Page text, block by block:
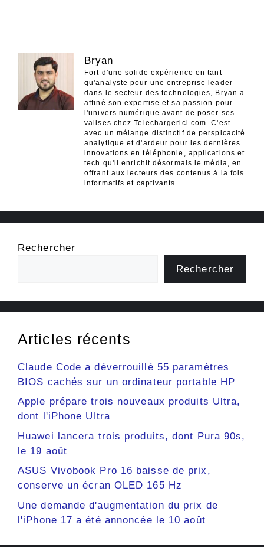
Bryan
Fort d'une solide expérience en tant
qu'analyste pour une entreprise leader
dans le secteur des technologies, Bryan a
affiné son expertise et sa passion pour
l'univers numérique avant de poser ses
valises chez Telechargerici.com. C'est
avec un mélange distinctif de perspicacité
analytique et d'ardeur pour les dernières
innovations en téléphonie, applications et
tech qu'il enrichit désormais le média, en
offrant aux lecteurs des contenus à la fois
informatifs et captivants.
Rechercher
Rechercher
Articles récents
Claude Code a déverrouillé 55 paramètres
BIOS cachés sur un ordinateur portable HP
Apple prépare trois nouveaux produits Ultra,
dont l'iPhone Ultra
Huawei lancera trois produits, dont Pura 90s,
le 19 août
ASUS Vivobook Pro 16 baisse de prix,
conserve un écran OLED 165 Hz
Une demande d'augmentation du prix de
l'iPhone 17 a été annoncée le 10 août